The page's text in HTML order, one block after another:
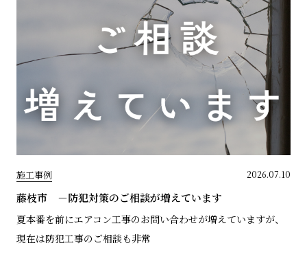
施工事例 2026.07.10
藤枝市 －防犯対策のご相談が増えています
夏本番を前にエアコン工事のお問い合わせが増えていますが、
現在は防犯工事のご相談も非常